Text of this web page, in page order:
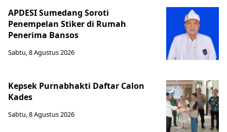
APDESI Sumedang Soroti
Penempelan Stiker di Rumah
Penerima Bansos
Sabtu, 8 Agustus 2026
Kepsek Purnabhakti Daftar Calon
Kades
Sabtu, 8 Agustus 2026